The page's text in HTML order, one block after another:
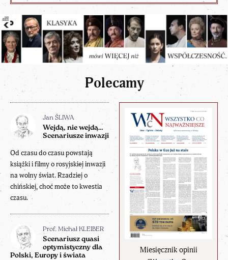
Polecamy
Miesięcznik opinii
Jan ŚLIWA
Wejdą, nie wejdą…
Scenariusze inwazji
Od czasu do czasu powstają
książki i filmy o rosyjskiej inwazji
na wolny świat. Rzadziej o
chińskiej, choć może to kwestia
czasu.
Prof. Michał KLEIBER
Scenariusz quasi
optymistyczny dla
Polski, Europy i świata